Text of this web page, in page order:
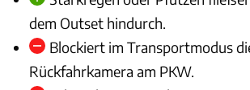
dem Outset hindurch.
Blockiert im Transportmodus
Rückfahrkamera am PKW.